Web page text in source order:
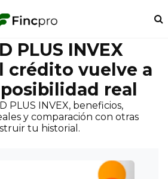
PLUS INVEX
crédito vuelve a
real
PLUS INVEX, beneficios,
y comparación con otras
tu historial.